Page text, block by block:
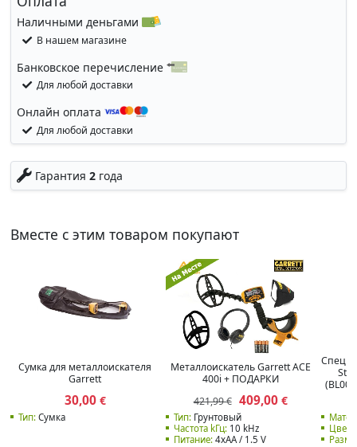
Наличными деньгами
В нашем магазине
Банковское перечисление
Для любой доставки
Онлайн оплата
Для любой доставки
Гарантия 2года
Вместе с этим товаром покупают
Сумка для металлоискателя
Garrett
30,00€
Тип:Сумка
Металлоискатель Garrett ACE
400i + ПОДАРКИ
421,99 € 409,00€
Тип:Грунтовый
Частота kГц:10 kHz
Питание:4xAA / 1.5 V
Цвет: